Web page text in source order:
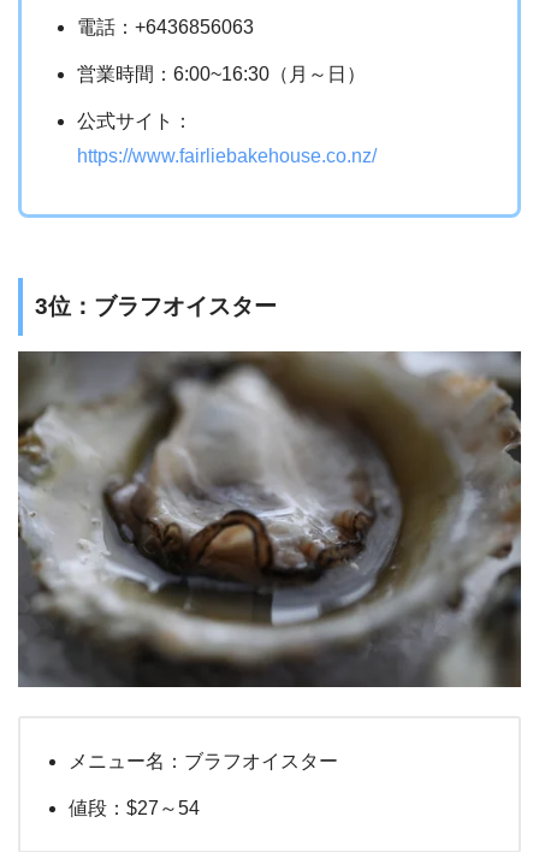
電話：+6436856063
営業時間：6:00~16:30（月～日）
公式サイト：
https://www.fairliebakehouse.co.nz/
3位： ブラフオイスター
メニュー名：ブラフオイスター
値段：$27～54